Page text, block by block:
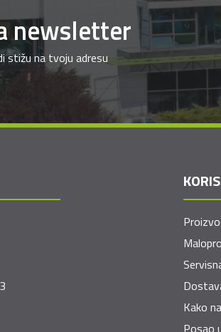
newsletter
stižu na tvoju adresu
Kako
Posao